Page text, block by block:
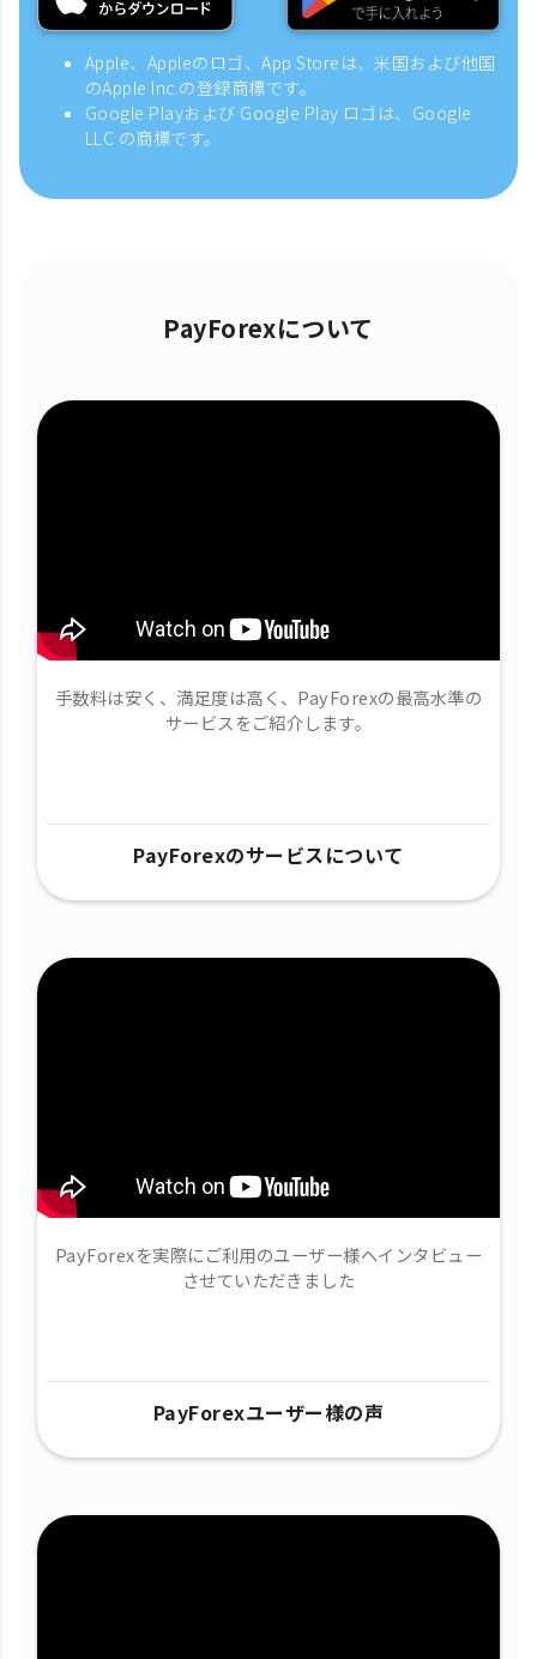
Apple、Appleのロゴ、App Storeは、米国および他国
のApple Inc.の登録商標です。
Google Playおよび Google Play ロゴは、Google
LLC の商標です。
PayForexについて
手数料は安く、満足度は高く、PayForexの最高水準の
サービスをご紹介します。
PayForexのサービスについて
PayForexを実際にご利用のユーザー様へインタビュー
させていただきました
PayForexユーザー様の声​